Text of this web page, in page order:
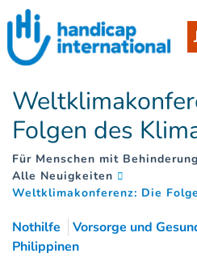
Folgen des
Für Menschen mit
Alle Neuigkeiten
Weltklimakonferenz: Die
Nothilfe
Vorsorge und
Philippinen